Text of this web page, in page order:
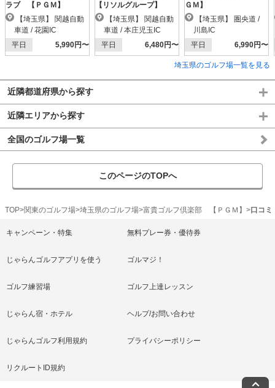
ラブ 【ＰＧＭ】
車道 / 花園IC
平日
5,990円〜
【リソルグループ】
車道 / 本庄児玉IC
平日
6,480円〜
ＧＭ】
川島IC
平日
6,990円〜
埼玉県のゴルフ場一覧を見る
近隣都道府県から探す
近隣エリアから探す
全国のゴルフ場一覧
このページのTOPへ
TOP 関東のゴルフ場 埼玉県のゴルフ場 富貴ゴルフ倶楽部 【ＰＧＭ】 口コミ
キャンペーン・特集 無料プレー券・優待券
じゃらんゴルフアプリを使う ゴルマジ！
ゴルフ練習場 ゴルフ上達レッスン
じゃらん宿・ホテル ヘルプ/お問い合わせ
じゃらんゴルフ利用規約 プライバシーポリシー
リクルートID規約